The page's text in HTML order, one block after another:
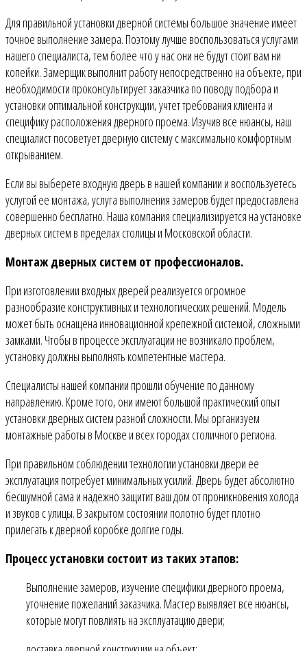
Для правильной установки дверной системы большое значение имеет
точное выполнение замера. Поэтому лучше воспользоваться услугами
нашего специалиста, тем более что у нас они не будут стоит вам ни
копейки. Замерщик выполнит работу непосредственно на объекте, при
необходимости проконсультирует заказчика по поводу подбора и
установки оптимальной конструкции, учтет требования клиента и
специфику расположения дверного проема. Изучив все нюансы, наш
специалист посоветует дверную систему с максимально комфортным
открыванием.
Если вы выберете входную дверь в нашей компании и воспользуетесь
услугой ее монтажа, услуга выполнения замеров будет предоставлена
совершенно бесплатно. Наша компания специализируется на установке
дверных систем в пределах столицы и Московской области.
Монтаж дверных систем от профессионалов.
При изготовлении входных дверей реализуется огромное
разнообразие конструктивных и технологических решений. Модель
может быть оснащена инновационной крепежной системой, сложными
замками. Чтобы в процессе эксплуатации не возникало проблем,
установку должны выполнять компетентные мастера.
Специалисты нашей компании прошли обучение по данному
направлению. Кроме того, они имеют большой практический опыт
установки дверных систем разной сложности. Мы организуем
монтажные работы в Москве и всех городах столичного региона.
При правильном соблюдении технологии установки двери ее
эксплуатация потребует минимальных усилий. Дверь будет абсолютно
бесшумной сама и надежно защитит ваш дом от проникновения холода
и звуков с улицы. В закрытом состоянии полотно будет плотно
прилегать к дверной коробке долгие годы.
Процесс установки состоит из таких этапов:
Выполнение замеров, изучение специфики дверного проема,
уточнение пожеланий заказчика. Мастер выявляет все нюансы,
которые могут повлиять на эксплуатацию двери;